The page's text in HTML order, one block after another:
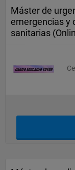
Máster de
emergencias y
sanitarias